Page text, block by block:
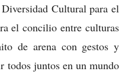
Cultural para el
el concilio entre culturas
de arena con gestos y
todos juntos en un mundo